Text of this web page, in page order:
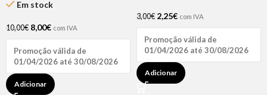
Em stock
10,00€ 8,00€ com IVA
Promoção válida de
01/04/2026 até 30/08/2026
Adicionar
3,00€ 2,25€ com IVA
Promoção válida de
01/04/2026 até 30/08/2026
Adicionar